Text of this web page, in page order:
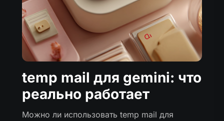
temp mail для gemini: что
реально работает
Можно ли использовать temp mail для